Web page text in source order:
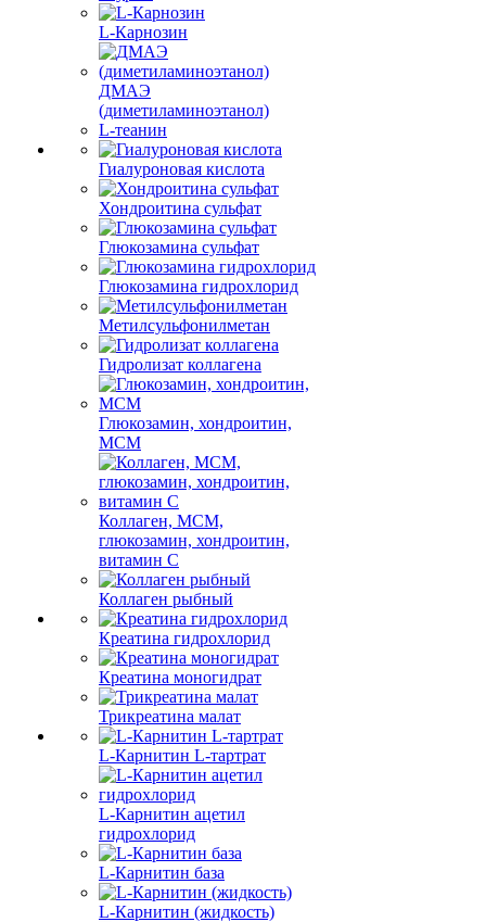
L-Карнозин
ДМАЭ
(диметиламиноэтанол)
L-теанин
Гиалуроновая кислота
Хондроитина сульфат
Глюкозамина сульфат
Глюкозамина гидрохлорид
Метилсульфонилметан
Гидролизат коллагена
Глюкозамин, хондроитин,
МСМ
Коллаген, МСМ,
глюкозамин, хондроитин,
витамин С
Коллаген рыбный
Креатина гидрохлорид
Креатина моногидрат
Трикреатина малат
L-Карнитин L-тартрат
L-Карнитин ацетил
гидрохлорид
L-Карнитин база
L-Карнитин (жидкость)